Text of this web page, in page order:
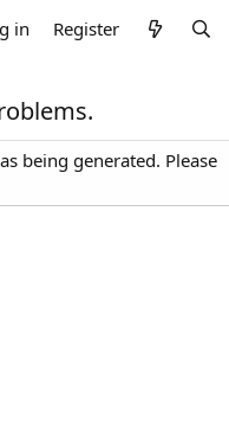
in Register
being generated. Please